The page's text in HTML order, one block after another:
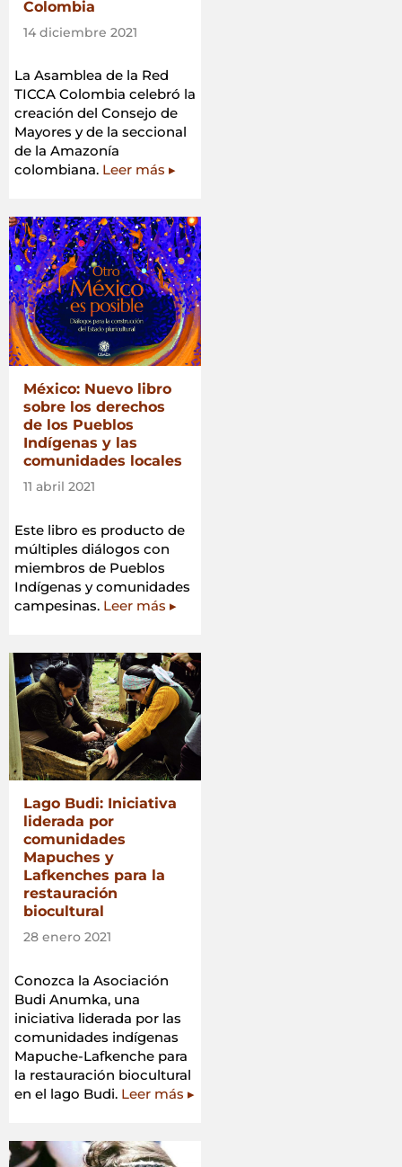
Colombia
14 diciembre 2021
La Asamblea de la Red
TICCA Colombia celebró la
creación del Consejo de
Mayores y de la seccional
de la Amazonía
colombiana. Leer más ▸
México: Nuevo libro
sobre los derechos
de los Pueblos
Indígenas y las
comunidades locales
11 abril 2021
Este libro es producto de
múltiples diálogos con
miembros de Pueblos
Indígenas y comunidades
campesinas. Leer más ▸
Lago Budi: Iniciativa
liderada por
comunidades
Mapuches y
Lafkenches para la
restauración
biocultural
28 enero 2021
Conozca la Asociación
Budi Anumka, una
iniciativa liderada por las
comunidades indígenas
Mapuche-Lafkenche para
la restauración biocultural
en el lago Budi. Leer más ▸